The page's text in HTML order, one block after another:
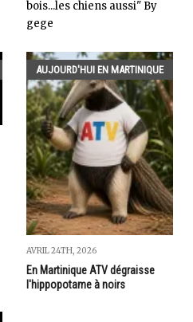
bois...les chiens aussi" By
gege
AUJOURD'HUI EN MARTINIQUE
AVRIL 24TH, 2026
En Martinique ATV dégraisse
l'hippopotame à noirs